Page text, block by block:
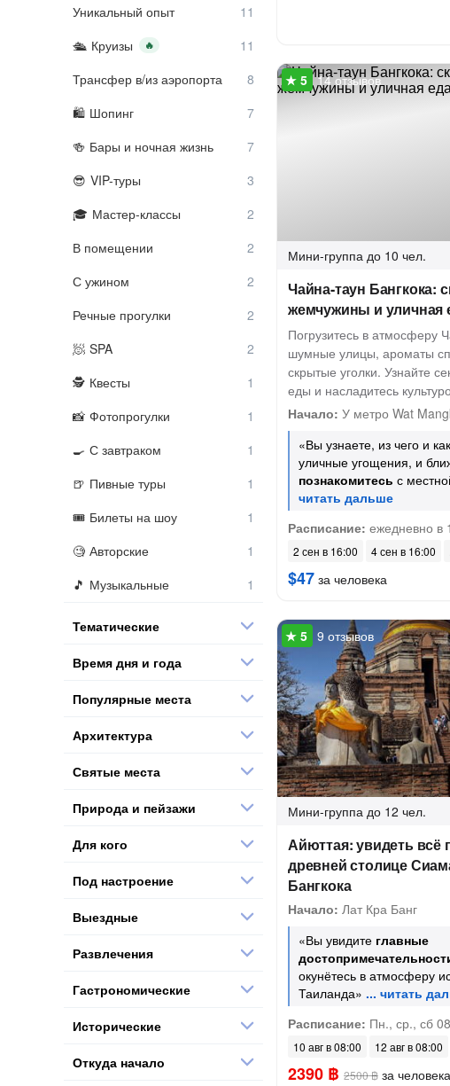
14 отзывов
Мини-группа до 10 чел.
Чайна-таун Бангкока:
жемчужины и уличная
Погрузитесь в атмосферу
шумные улицы, ароматы
скрытые уголки. Узнайте
еды и насладитесь
Начало: У метро Wat
«Вы узнаете, из чего и
уличные угощения, и
познакомитесь с
Расписание: ежедневно в
2 сен в 16:00 4 сен в 16:00
$47 за человека
9 отзывов
Мини-группа до 12 чел.
Айюттая: увидеть всё
древней столице
Бангкока
Начало: Лат Кра Банг
«Вы увидите главные
окунётесь в атмосферу
Таиланда»
Расписание: Пн., ср., сб
10 авг в 08:00 12 авг в 08:00
2390 ฿ 2500 ฿ за человека
Уникальный опыт
Круизы
🔥
Трансфер в/из аэропорта
Шопинг
Бары и ночная жизнь
VIP-туры
Мастер-классы
В помещении
С ужином
Речные прогулки
SPA
Квесты
Фотопрогулки
С завтраком
Пивные туры
Билеты на шоу
Авторские
Музыкальные
Тематические
Время дня и года
Популярные места
Архитектура
Святые места
Природа и пейзажи
Для кого
Под настроение
Выездные
Развлечения
Гастрономические
Исторические
Откуда начало